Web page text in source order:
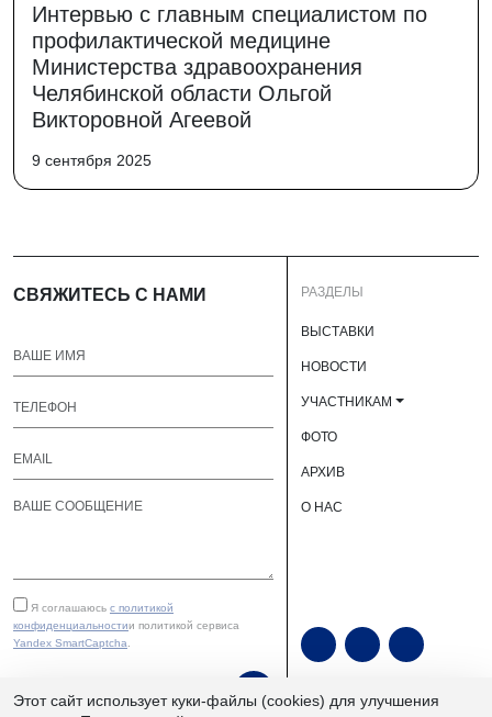
Интервью с главным специалистом по
профилактической медицине
Министерства здравоохранения
Челябинской области Ольгой
Викторовной Агеевой
9 сентября 2025
СВЯЖИТЕСЬ С НАМИ
Я соглашаюсь с политикой
конфиденциальностии политикой сервиса
Yandex SmartCaptcha
РАЗДЕЛЫ
ВЫСТАВКИ
НОВОСТИ
УЧАСТНИКАМ
ФОТО
АРХИВ
О НАС
Этот сайт использует куки-файлы (cookies) для улучшения